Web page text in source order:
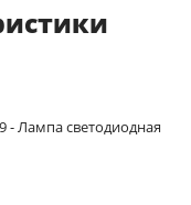
- Лампа светодиодная